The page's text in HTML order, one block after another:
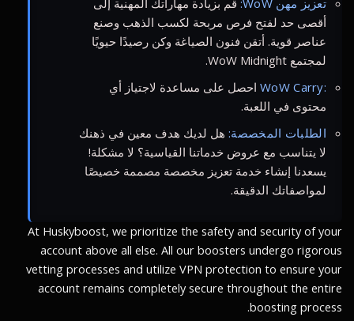
تعزيز مهن WoW:
قم بزيادة مهاراتك المهنية إلى
أقصى حد لفتح فرص مربحة لكسب الذهب وصنع
عناصر قوية. أتقن فنون الصياغة وكن رصيدًا حيويًا
لمجتمع WoW Midnight.
WoW Carry: احصل على مساعدة لاجتياز أي
محتوى في اللعبة.
الطلبات المخصصة:هل لديك هدف معين في ذهنك
لا يتناسب مع عروض خدماتنا القياسية؟ لا مشكلة!
يسعدنا إنشاء خدمة تعزيز مخصصة مصممة خصيصًا
لمواصفاتك الدقيقة.
At Huskyboost, we prioritize the safety and security of your
account above all else. All our boosters undergo rigorous
vetting processes and utilize VPN protection to ensure your
account remains completely secure throughout the entire
boosting process.